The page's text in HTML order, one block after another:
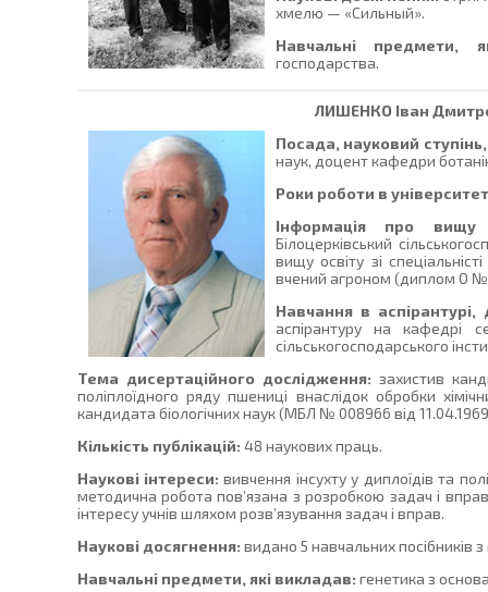
хмелю — «Сильный».
Навчальні предмети,
господарства.
ЛИШЕНКО Іван
Посада, науковий
наук, доцент кафедри
Роки роботи в
Інформація про вищу
Білоцерківський
вищу освіту зі
вчений агроном (диплом О №
Навчання в аспірантурі,
аспірантуру на кафедрі
сільськогосподарського
Тема дисертаційного дослідження: захистив
поліплоїдного ряду пшениці внаслідок обробки
кандидата біологічних наук (МБЛ № 008966 від
Кількість публікацій: 48 наукових праць.
Наукові інтереси:вивчення інсухту у диплоїдів та
методична робота пов’язана з розробкою задач і вправ
інтересу учнів шляхом розв’язування задач і вправ.
Наукові досягнення: видано 5 навчальних посібників
Навчальні предмети, які викладав: генетика з